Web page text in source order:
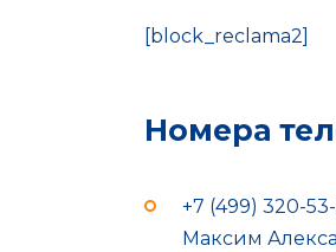
[block_reclama2]
Номера
+7 (499) 320-
Максим